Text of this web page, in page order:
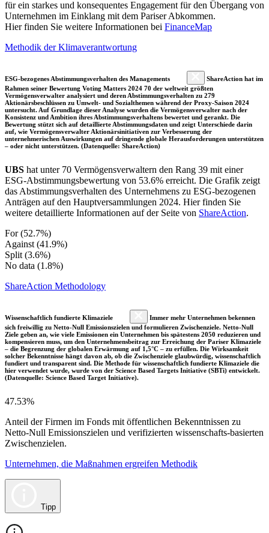
für ein starkes und konsequentes Engagement für den Übergang von
Unternehmen im Einklang mit dem Pariser Abkommen.
Hier finden Sie weitere Informationen bei FinanceMap
Methodik der Klimaverantwortung
ESG-bezogenes Abstimmungsverhalten des Managements
ShareAction hat im
Rahmen seiner Bewertung Voting Matters 2024 70 der weltweit größten
Vermögensverwalter analysiert und deren Abstimmungsverhalten zu 279
Aktionärsbeschlüssen zu Umwelt- und Sozialthemen während der Proxy-Saison 2024
untersucht. Auf Grundlage dieser Analyse wurden die Vermögensverwalter nach der
Konsistenz und Ambition ihres Abstimmungsverhaltens bewertet und gerankt. Die
Bewertung stützt sich auf detaillierte Abstimmungsdaten und zeigt Unterschiede darin
auf, wie Vermögensverwalter Aktionärsinitiativen zur Verbesserung der
unternehmerischen Auswirkungen auf dringende globale Herausforderungen unterstützen
– oder nicht unterstützen. (Datenquelle: ShareAction)
UBS hat unter 70 Vermögensverwaltern den Rang 39 mit einer
ESG-Abstimmungsbewertung von 53.6% erreicht. Die Grafik zeigt
das Abstimmungsverhalten des Unternehmens zu ESG-bezogenen
Anträgen auf den Hauptversammlungen 2024. Hier finden Sie
weitere detaillierte Informationen auf der Seite von ShareAction.
For (52.7%)
Against (41.9%)
Split (3.6%)
No data (1.8%)
ShareAction Methodology
Wissenschaftlich fundierte Klimaziele
Immer mehr Unternehmen bekennen
sich freiwillig zu Netto-Null Emissionszielen und formulieren Zwischenziele. Netto-Null
Ziele geben an, wie viele Emissionen ein Unternehmen bis spätestens 2050 reduzieren und
kompensieren muss, um den Unternehmensbeitrag zur Erreichung der Pariser Klimaziele
– die Begrenzung der globalen Erwärmung auf 1,5°C – zu erfüllen. Die Wirksamkeit
solcher Bekenntnisse hängt davon ab, ob die Zwischenziele glaubwürdig, wissenschaftlich
fundiert und transparent sind. Die Methode für wissenschaftlich fundierte Klimaziele die
hier verwendet wurde, wurde von der Science Based Targets Initiative (SBTi) entwickelt.
(Datenquelle: Science Based Target Initiative).
47.53%
Anteil der Firmen im Fonds mit öffentlichen Bekenntnissen zu
Netto-Null Emissionszielen und verifizierten wissenschafts-basierten
Zwischenzielen.
Unternehmen, die Maßnahmen ergreifen Methodik
Tipp